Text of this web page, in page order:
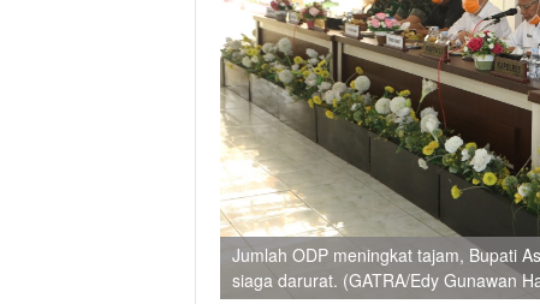
Jumlah ODP meningkat tajam, Bupati
siaga darurat. (GATRA/Edy Gunawan